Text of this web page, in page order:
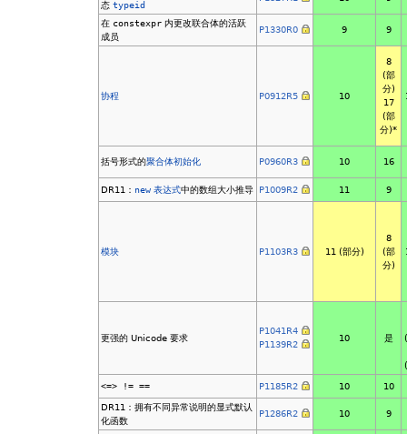
态typeid
在 constexpr 内更改联合体的活跃
成员
P1330R0 9 9
协程 P0912R5 10
8
(部
分)
17
(部
分)*
括号形式的聚合体初始化 P0960R3 10 16
DR11： new 表达式中的数组大小推导 P1009R2 11 9
模块 P1103R3 11 (部分)
8
(部
分)
更强的 Unicode 要求
P1041R4
P1139R2
10 是
<=> != ==
P1185R2 10
10
DR11：拥有不同异常说明的显式默认
化函数
P1286R2 10 9